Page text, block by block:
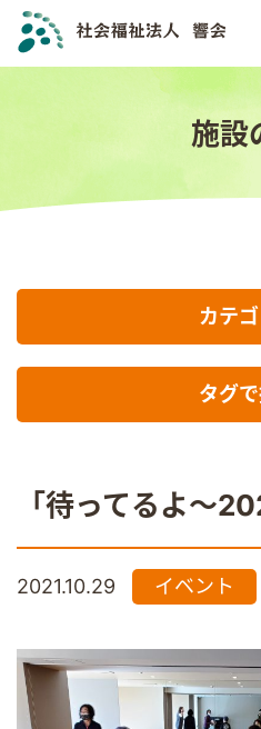
施設
「待ってるよ～
2021.10.29 イベント
カテ
タグ